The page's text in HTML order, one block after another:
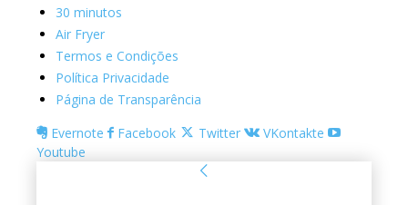
30 minutos
Air Fryer
Termos e Condições
Política Privacidade
Página de Transparência
Evernote
Facebook Twitter
VKontakte
Youtube